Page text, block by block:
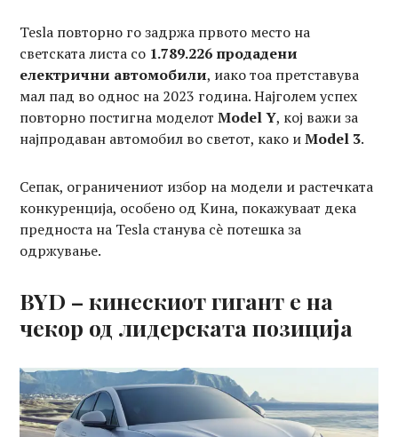
Tesla повторно го задржа првото место на
светската листа со 1.789.226 продадени
електрични автомобили, иако тоа претставува
мал пад во однос на 2023 година. Најголем успех
повторно постигна моделотModel Y, кој важи за
најпродаван автомобил во светот, како иModel 3.
Сепак, ограничениот избор на модели и растечката
конкуренција, особено од Кина, покажуваат дека
предноста на Tesla станува сè потешка за
одржување.
BYD – кинескиот гигант е на
чекор од лидерската позиција